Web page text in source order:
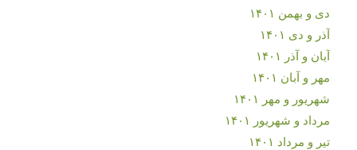
دی و بهمن ۱۴۰۱
آذر و دی ۱۴۰۱
آبان و آذر ۱۴۰۱
مهر و آبان ۱۴۰۱
شهریور و مهر ۱۴۰۱
مرداد و شهریور ۱۴۰۱
تیر و مرداد ۱۴۰۱